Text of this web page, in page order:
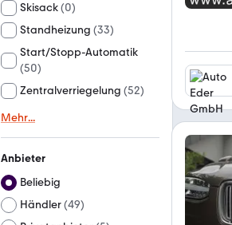
Skisack(0)
Standheizung (33)
Start/Stopp-Automatik
(50)
Zentralverriegelung (52)
Mehr...
Anbieter
Beliebig
Händler(49)